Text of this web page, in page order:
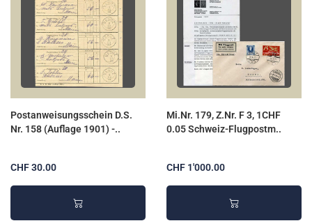
Postanweisungsschein D.S.
Nr. 158 (Auflage 1901) -..
CHF 30.00
Mi.Nr. 179, Z.Nr. F 3, 1CHF
0.05 Schweiz-Flugpostm..
CHF 1'000.00